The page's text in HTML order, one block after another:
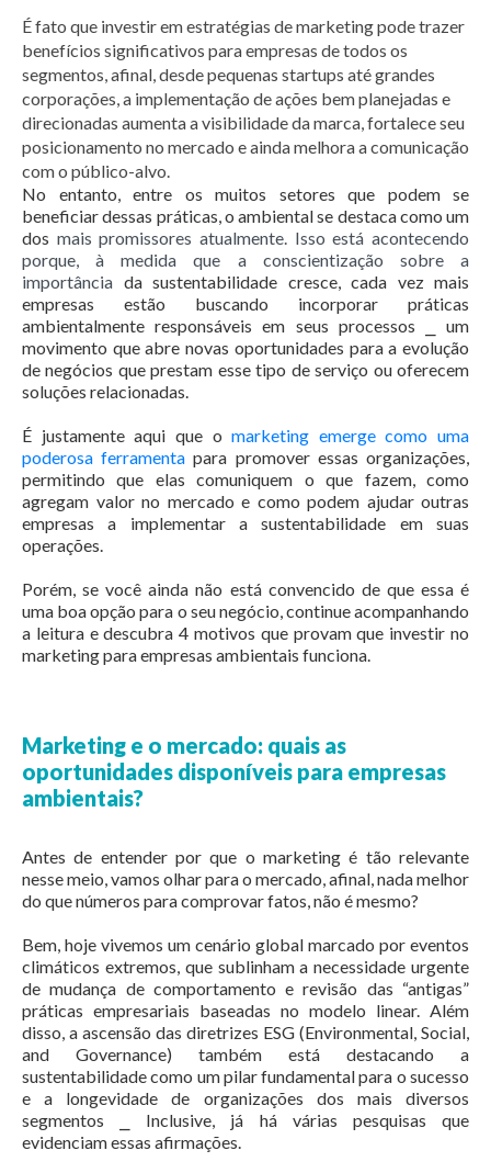
É fato que investir em estratégias de marketing pode trazer
benefícios significativos para empresas de todos os
segmentos, afinal, desde pequenas startups até grandes
corporações, a implementação de ações bem planejadas e
direcionadas aumenta a visibilidade da marca, fortalece seu
posicionamento no mercado e ainda melhora a comunicação
com o público-alvo.
No entanto, entre os muitos setores que podem se
beneficiar dessas práticas, o ambiental se destaca como um
dos mais promissores atualmente. Isso está acontecendo
porque, à medida que a conscientização sobre a
importância da sustentabilidade cresce, cada vez mais
empresas estão buscando incorporar práticas
ambientalmente responsáveis em seus processos ⎯ um
movimento que abre novas oportunidades para a evolução
de negócios que prestam esse tipo de serviço ou oferecem
soluções relacionadas.
É justamente aqui que omarketing emerge como uma
poderosa ferramenta para promover essas organizações,
permitindo que elas comuniquem o que fazem, como
agregam valor no mercado e como podem ajudar outras
empresas a implementar a sustentabilidade em suas
operações.
Porém, se você ainda não está convencido de que essa é
uma boa opção para o seu negócio, continue acompanhando
a leitura e descubra 4 motivos que provam que investir no
marketing para empresas ambientais funciona.
Marketing e o mercado: quais as
oportunidades disponíveis para empresas
ambientais?
Antes de entender por que o marketing é tão relevante
nesse meio, vamos olhar para o mercado, afinal, nada melhor
do que números para comprovar fatos, não é mesmo?
Bem, hoje vivemos um cenário global marcado por eventos
climáticos extremos, que sublinham a necessidade urgente
de mudança de comportamento e revisão das “antigas”
práticas empresariais baseadas no modelo linear. Além
disso, a ascensão das diretrizes ESG (Environmental, Social,
and Governance) também está destacando a
sustentabilidade como um pilar fundamental para o sucesso
e a longevidade de organizações dos mais diversos
segmentos ⎯ Inclusive, já há várias pesquisas que
evidenciam essas afirmações.